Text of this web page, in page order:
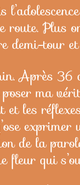
Plus
demi-tour
Après 36
ma
et les
de la
fleur qui